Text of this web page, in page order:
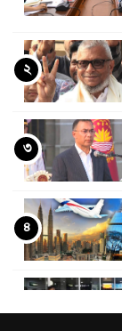
২
৩
৪